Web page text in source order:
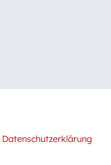
Datenschutzerklärung